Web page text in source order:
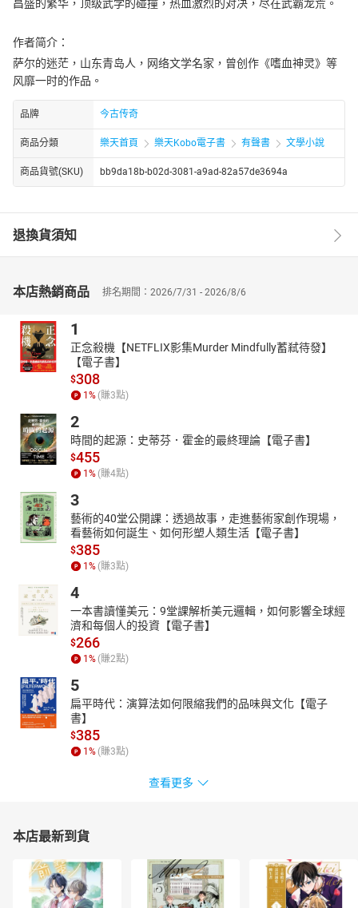
昌盛的繁华，顶级武学的碰撞，热血激烈的对决，尽在武霸龙荒。
作者简介：
萨尔的迷茫，山东青岛人，网络文学名家，曾创作《嗜血神灵》等
风靡一时的作品。
品牌 今古传奇
商品分類 樂天首頁 樂天Kobo電子書 有聲書 文學小說
商品貨號(SKU) bb9da18b-b02d-3081-a9ad-82a57de3694a
退換貨須知
本店熱銷商品 排名期間：2026/7/31 - 2026/8/6
1
正念殺機【NETFLIX影集Murder Mindfully蓄弒待發】
【電子書】
$308
1 % (賺3點)
2
時間的起源：史蒂芬．霍金的最終理論【電子書】
$455
1 % (賺4點)
3
藝術的40堂公開課：透過故事，走進藝術家創作現場，
看藝術如何誕生、如何形塑人類生活【電子書】
$385
1 % (賺3點)
4
一本書讀懂美元：9堂課解析美元邏輯，如何影響全球經
濟和每個人的投資【電子書】
$266
1 % (賺2點)
5
扁平時代：演算法如何限縮我們的品味與文化【電子
書】
$385
1 % (賺3點)
查看更多
本店最新到貨